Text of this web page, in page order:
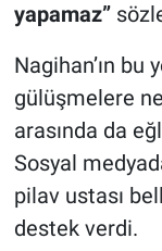
yapamaz”
Nagihan’ın bu
gülüşmelere
arasında da
Sosyal
pilav ustası
destek verdi.